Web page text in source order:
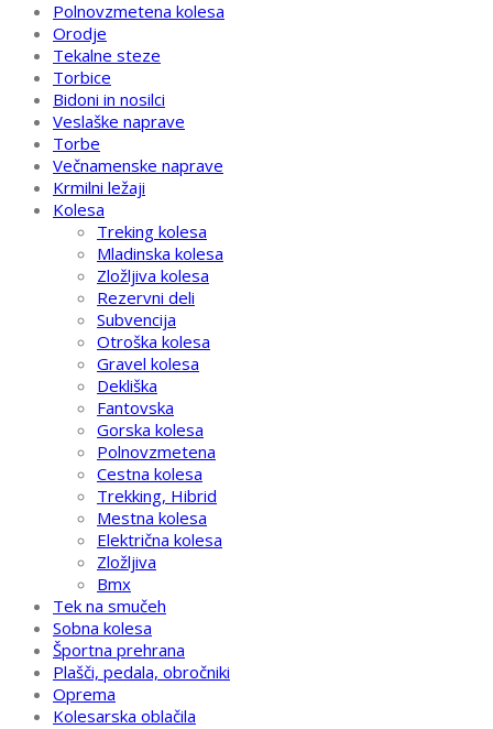
Polnovzmetena kolesa
Orodje
Tekalne steze
Torbice
Bidoni in nosilci
Veslaške naprave
Torbe
Večnamenske naprave
Krmilni ležaji
Kolesa
Treking kolesa
Mladinska kolesa
Zložljiva kolesa
Rezervni deli
Subvencija
Otroška kolesa
Gravel kolesa
Dekliška
Fantovska
Gorska kolesa
Polnovzmetena
Cestna kolesa
Trekking, Hibrid
Mestna kolesa
Električna kolesa
Zložljiva
Bmx
Tek na smučeh
Sobna kolesa
Športna prehrana
Plašči, pedala, obročniki
Oprema
Kolesarska oblačila